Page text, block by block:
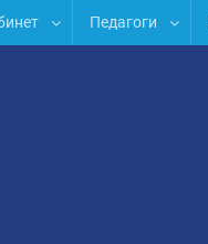
Педагоги